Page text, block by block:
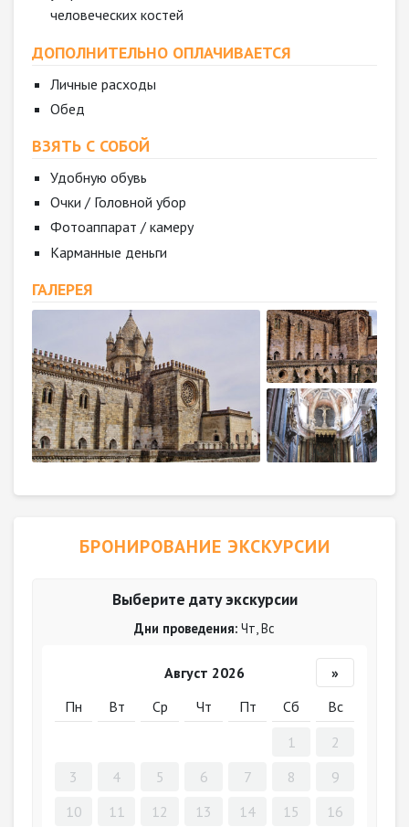
человеческих костей
ДОПОЛНИТЕЛЬНО ОПЛАЧИВАЕТСЯ
Личные расходы
Обед
ВЗЯТЬ С СОБОЙ
Удобную обувь
Очки / Головной убор
Фотоаппарат / камеру
Карманные деньги
ГАЛЕРЕЯ
БРОНИРОВАНИЕ ЭКСКУРСИИ
Выберите дату экскурсии
Дни проведения: Чт, Вс
Август 2026
»
Пн
Вт Ср Чт Пт Сб
Вс
1
2
3
4 5 6 7 8
9
10
11 12 13 14 15
16